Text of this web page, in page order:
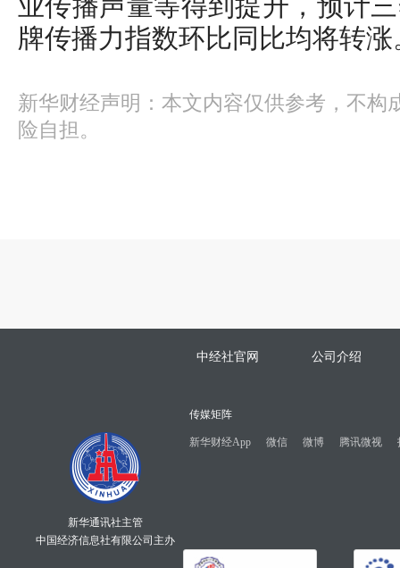
业传播声量等得到提升，预计
牌传播力指数环比同比均将转
新华财经声明：本文内容仅供参考，不构
险自担。
中经社官网 公司介绍
新华通讯社主管
中国经济信息社有限公司主办
传媒矩阵
新华财经App 微信 微博 腾讯微视